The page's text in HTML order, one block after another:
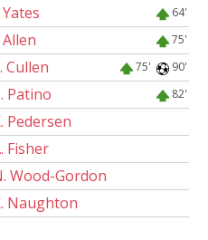
Yates 64'
Allen 75'
Cullen 75' 90'
Patino 82'
Pedersen
Fisher
Wood-Gordon
Naughton